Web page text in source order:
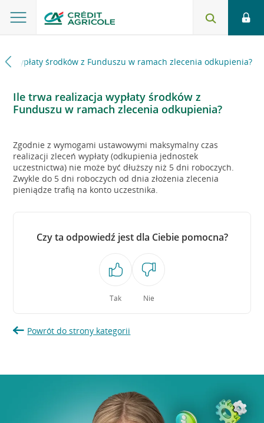
wypłaty środków z Funduszu w ramach zlecenia odkupienia?
Ile trwa realizacja wypłaty środków z
Funduszu w ramach zlecenia odkupienia?
Zgodnie z wymogami ustawowymi maksymalny czas
realizacji zleceń wypłaty (odkupienia jednostek
uczestnictwa) nie może być dłuższy niż 5 dni roboczych.
Zwykle do 5 dni roboczych od dnia złożenia zlecenia
pieniądze trafią na konto uczestnika.
Czy ta odpowiedź jest dla Ciebie pomocna?
Tak Nie
Powrót do strony kategorii